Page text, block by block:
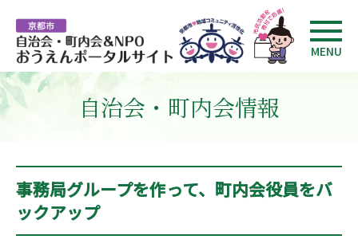
MENU
自治会・町内会情報
事務局グループを作って、町内会役員をバ
ックアップ